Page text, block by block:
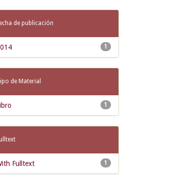
de publicación
1
de Material
1
1
Fulltext